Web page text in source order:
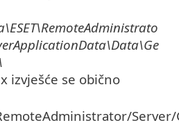
izvješće se obično